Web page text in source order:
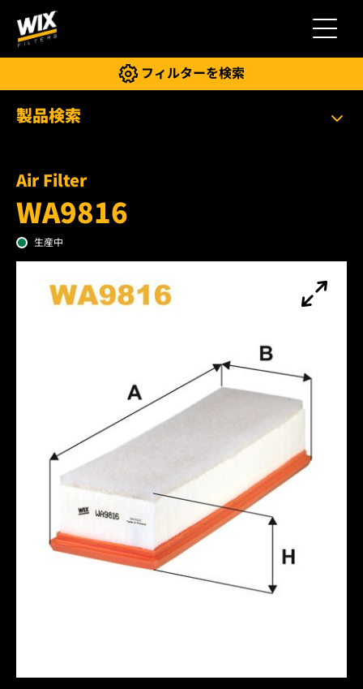
切り替え
フィルターを検索
製品検索
Air Filter
WA9816
生産中